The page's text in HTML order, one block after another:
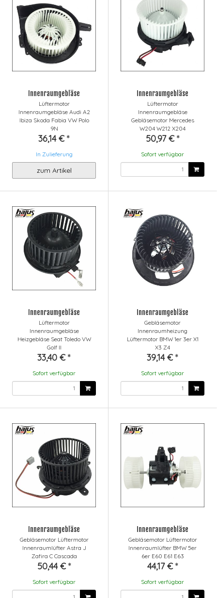
Innenraumgebläse
Lüftermotor
Innenraumgebläse Audi A2
Ibiza Skoda Fabia VW Polo
9N
36,14 € *
In Zulieferung
zum Artikel
Innenraumgebläse
Lüftermotor
Innenraumgebläse
Gebläsemotor Mercedes
W204 W212 X204
50,97 € *
Sofort verfügbar
Innenraumgebläse
Lüftermotor
Innenraumgebläse
Heizgebläse Seat Toledo VW
Golf II
33,40 € *
Sofort verfügbar
Innenraumgebläse
Gebläsemotor
Innenraumheizung
Lüftermotor BMW 1er 3er X1
X3 Z4
39,14 € *
Sofort verfügbar
Innenraumgebläse
Gebläsemotor Lüftermotor
Innenraumlüfter Astra J
Zafira C Cascada
50,44 € *
Sofort verfügbar
Innenraumgebläse
Gebläsemotor Lüftermotor
Innenraumlüfter BMW 5er
6er E60 E61 E63
44,17 € *
Sofort verfügbar